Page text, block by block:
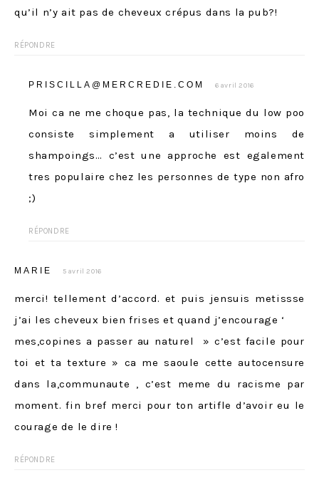
qu’il n’y ait pas de cheveux crépus dans la pub?!
RÉPONDRE
PRISCILLA@MERCREDIE.COM 6 avril 2016
Moi ca ne me choque pas, la technique du low poo
consiste simplement a utiliser moins de
shampoings… c’est une approche est egalement
tres populaire chez les personnes de type non afro
;)
RÉPONDRE
MARIE 5 avril 2016
merci! tellement d’accord. et puis jensuis metissse
j’ai les cheveux bien frises et quand j’encourage ‘
mes,copines a passer au naturel » c’est facile pour
toi et ta texture » ca me saoule cette autocensure
dans la,communaute , c’est meme du racisme par
moment. fin bref merci pour ton artifle d’avoir eu le
courage de le dire !
RÉPONDRE